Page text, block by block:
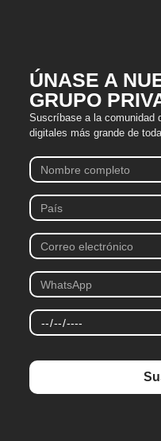
ÚNASE A
GRUPO
Suscríbase a la comunidad
digitales más grande de